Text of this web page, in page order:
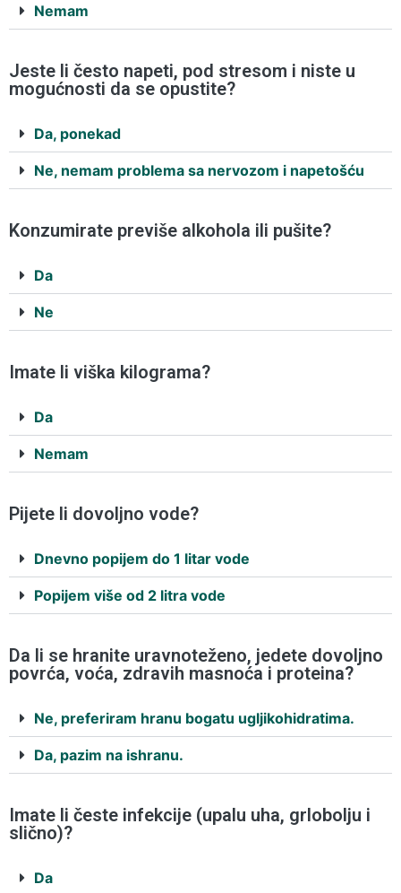
Nemam
Jeste li često napeti, pod stresom i niste u
mogućnosti da se opustite?
Da, ponekad
Ne, nemam problema sa nervozom i napetošću
Konzumirate previše alkohola ili pušite?
Da
Ne
Imate li viška kilograma?
Da
Nemam
Pijete li dovoljno vode?
Dnevno popijem do 1 litar vode
Popijem više od 2 litra vode
Da li se hranite uravnoteženo, jedete dovoljno
povrća, voća, zdravih masnoća i proteina?
Ne, preferiram hranu bogatu ugljikohidratima.
Da, pazim na ishranu.
Imate li česte infekcije (upalu uha, grlobolju i
slično)?
Da